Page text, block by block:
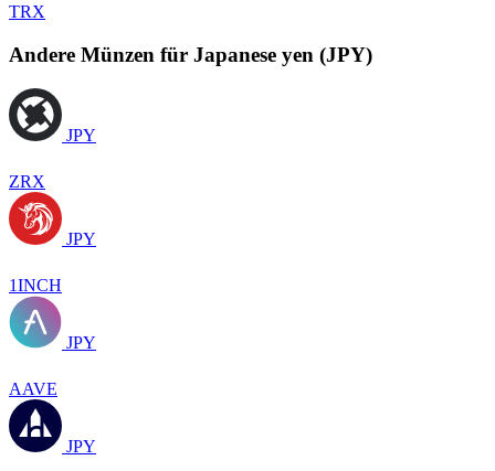
TRX
Andere Münzen für Japanese yen (JPY)
JPY
ZRX
JPY
1INCH
JPY
AAVE
JPY